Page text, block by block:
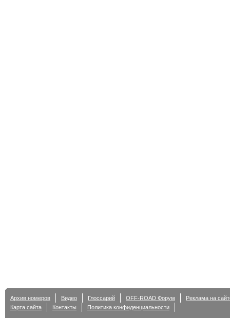
Архив номеров Видео Глоссарий OFF-ROAD Форум
Реклама на
Карта сайта
Контакты Политика конфиденциальности